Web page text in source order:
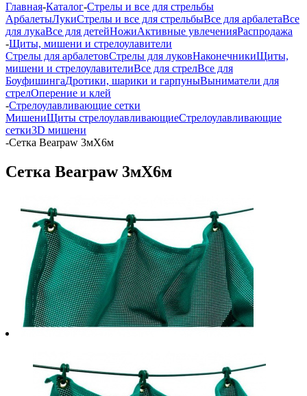
Главная-Каталог-Стрелы и все для стрельбы
АрбалетыЛукиСтрелы и все для стрельбыВсе для арбалетаВсе
для лукаВсе для детейНожиАктивные увлеченияРаспродажа
-Щиты, мишени и стрелоулавители
Стрелы для арбалетовСтрелы для луковНаконечникиЩиты,
мишени и стрелоулавителиВсе для стрелВсе для
БоуфишингаДротики, шарики и гарпуныВыниматели для
стрелОперение и клей
-Стрелоулавливающие сетки
МишениЩиты стрелоулавливающиеСтрелоулавливающие
сетки3D мишени
-Сетка Bearpaw 3мX6м
Сетка Bearpaw 3мX6м